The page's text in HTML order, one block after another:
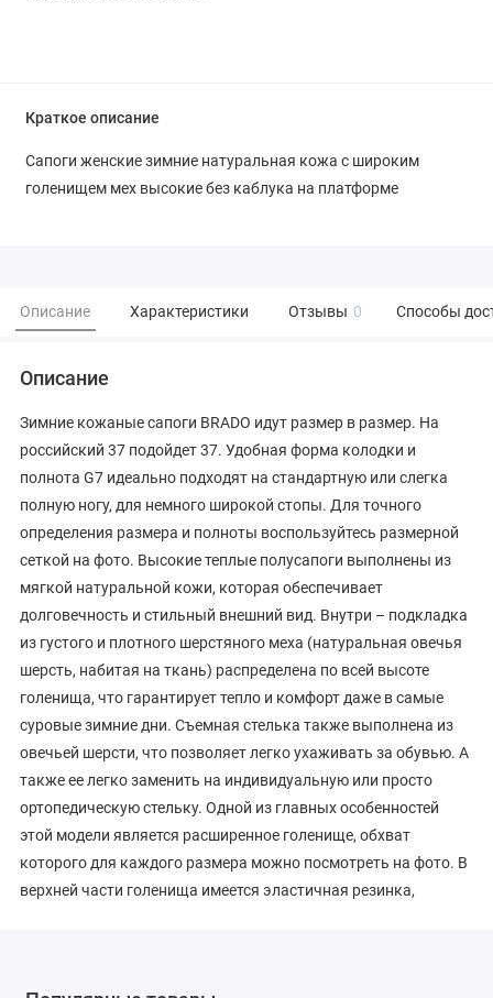
Краткое описание
Сапоги женские зимние натуральная кожа с широким
голенищем мех высокие без каблука на платформе
Описание Характеристики Отзывы 0 Способы
Описание
Зимние кожаные сапоги BRADO идут размер в размер. На
российский 37 подойдет 37. Удобная форма колодки и
полнота G7 идеально подходят на стандартную или слегка
полную ногу, для немного широкой стопы. Для точного
определения размера и полноты воспользуйтесь размерной
сеткой на фото. Высокие теплые полусапоги выполнены из
мягкой натуральной кожи, которая обеспечивает
долговечность и стильный внешний вид. Внутри – подкладка
из густого и плотного шерстяного меха (натуральная овечья
шерсть, набитая на ткань) распределена по всей высоте
голенища, что гарантирует тепло и комфорт даже в самые
суровые зимние дни. Съемная стелька также выполнена из
овечьей шерсти, что позволяет легко ухаживать за обувью. А
также ее легко заменить на индивидуальную или просто
ортопедическую стельку. Одной из главных особенностей
этой модели является расширенное голенище, обхват
которого для каждого размера можно посмотреть на фото. В
верхней части голенища имеется эластичная резинка,